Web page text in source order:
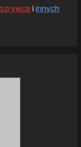
i innych